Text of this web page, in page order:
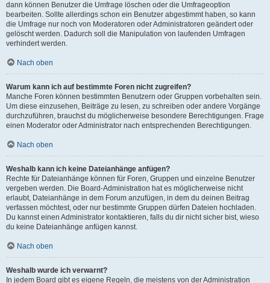
dann können Benutzer die Umfrage löschen oder die Umfrageoption
bearbeiten. Sollte allerdings schon ein Benutzer abgestimmt haben, so kann
die Umfrage nur noch von Moderatoren oder Administratoren geändert oder
gelöscht werden. Dadurch soll die Manipulation von laufenden Umfragen
verhindert werden.
Nach oben
Warum kann ich auf bestimmte Foren nicht zugreifen?
Manche Foren können bestimmten Benutzern oder Gruppen vorbehalten sein.
Um diese einzusehen, Beiträge zu lesen, zu schreiben oder andere Vorgänge
durchzuführen, brauchst du möglicherweise besondere Berechtigungen. Frage
einen Moderator oder Administrator nach entsprechenden Berechtigungen.
Nach oben
Weshalb kann ich keine Dateianhänge anfügen?
Rechte für Dateianhänge können für Foren, Gruppen und einzelne Benutzer
vergeben werden. Die Board-Administration hat es möglicherweise nicht
erlaubt, Dateianhänge in dem Forum anzufügen, in dem du deinen Beitrag
verfassen möchtest, oder nur bestimmte Gruppen dürfen Dateien hochladen.
Du kannst einen Administrator kontaktieren, falls du dir nicht sicher bist, wieso
du keine Dateianhänge anfügen kannst.
Nach oben
Weshalb wurde ich verwarnt?
In jedem Board gibt es eigene Regeln, die meistens von der Administration